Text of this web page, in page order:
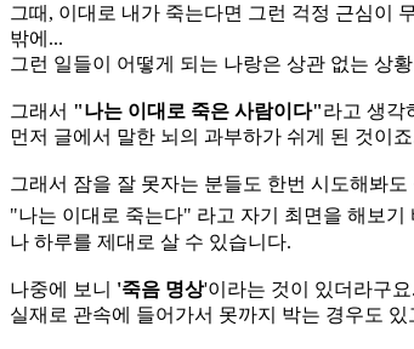
그때, 이대로 내가 죽는다면 그런 걱정 근심이
밖에...
그런 일들이 어떻게 되는 나랑은 상관 없는 상
그래서 "나는 이대로 죽은 사람이다"라고 생각
먼저 글에서 말한 뇌의 과부하가 쉬게 된 것이
그래서 잠을 잘 못자는 분들도 한번 시도해봐도
"나는 이대로 죽는다" 라고 자기 최면을 해보기
나 하루를 제대로 살 수 있습니다.
나중에 보니 '죽음 명상'이라는 것이 있더라구요.
실재로 관속에 들어가서 못까지 박는 경우도